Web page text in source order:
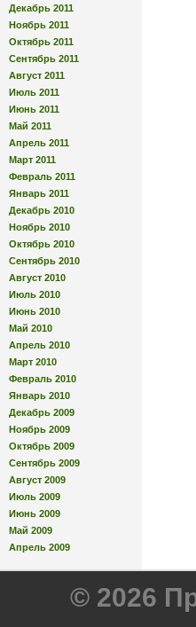
Декабрь 2011
Ноябрь 2011
Октябрь 2011
Сентябрь 2011
Август 2011
Июль 2011
Июнь 2011
Май 2011
Апрель 2011
Март 2011
Февраль 2011
Январь 2011
Декабрь 2010
Ноябрь 2010
Октябрь 2010
Сентябрь 2010
Август 2010
Июль 2010
Июнь 2010
Май 2010
Апрель 2010
Март 2010
Февраль 2010
Январь 2010
Декабрь 2009
Ноябрь 2009
Октябрь 2009
Сентябрь 2009
Август 2009
Июль 2009
Июнь 2009
Май 2009
Апрель 2009
© 2026